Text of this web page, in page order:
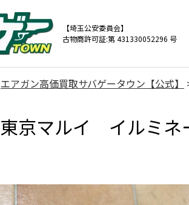
【埼玉公安委員会】
古物商許可証:第 431330052296 号
エアガン高価買取サバゲータウン【公式】
東京マルイ イルミ